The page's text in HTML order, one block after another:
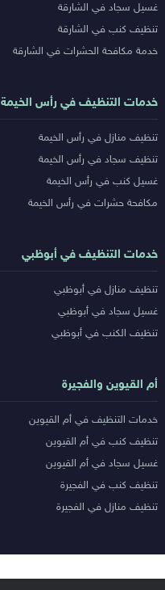
غسيل سجاد في الشارقة
تنظيف كنب في الشارقة
خدمة مكافحة الحشرات في الشارقة
خدمات التنظيف في رأس الخيمة
تنظيف منازل في رأس الخيمة
تنظيف سجاد في رأس الخيمة
غسيل كنب في رأس الخيمة
مكافحة حشرات في رأس الخيمة
خدمات التنظيف في أبوظبي
تنظيف منازل في أبوظبي
غسيل سجاد في أبوظبي
تنظيف الكنب في أبوظبي
أم القيوين والفجيرة
خدمات التنظيف في أم القيوين
تنظيف كنب في أم القيوين
غسيل سجاد في أم القيوين
تنظيف كنب في الفجيرة
تنظيف منازل في الفجيرة